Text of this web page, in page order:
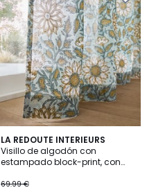
LA REDOUTE INTERIEURS
Visillo de algodón con
estampado block-print, con
69.99 €
5
/
5